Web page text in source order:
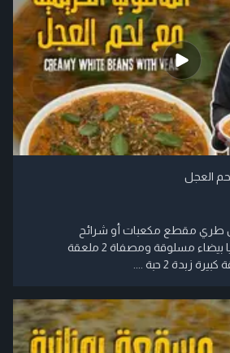
العجل
لحم عجل طري مقطع مكعبات أو شرائح
سميكة 3 أكواب فاصوليا بيضاء مسلوقة ومصفاة 2 ملعقة